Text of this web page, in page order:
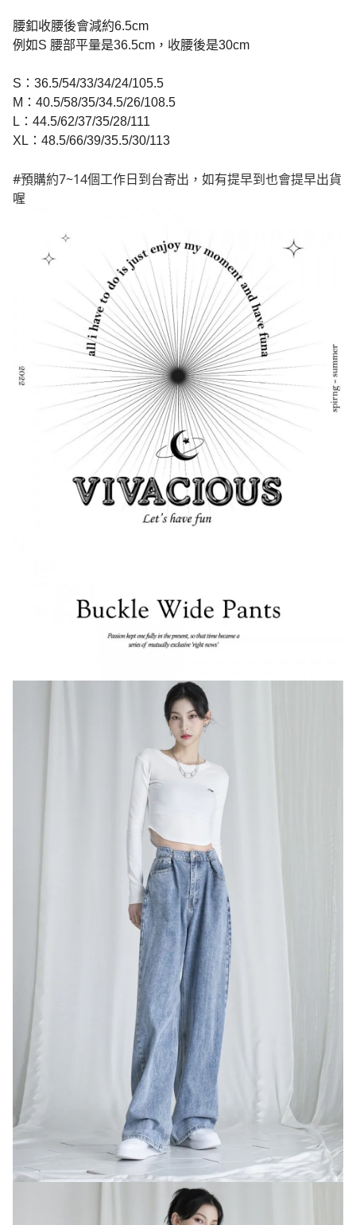
腰釦收腰後會減約6.5cm
例如S 腰部平量是36.5cm，收腰後是30cm
S：36.5/54/33/34/24/105.5
M：40.5/58/35/34.5/26/108.5
L：44.5/62/37/35/28/111
XL：48.5/66/39/35.5/30/113
#預購約7~14個工作日到台寄出，如有提早到也會提早出貨
喔